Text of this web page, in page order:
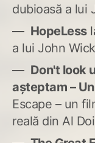
dubioasă a lui
HopeLess
a lui John
Don't look
așteptam –
Escape – un
reală din Al